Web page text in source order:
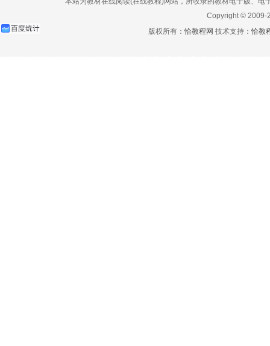
Copyright © 2009-
版权所有：恰教程网 技术支持：恰教